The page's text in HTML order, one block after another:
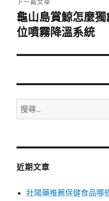
下
一
文
龜山島賞鯨怎麼
位噴霧降溫系統
搜
尋
鍵
近期文章
壯陽藥推薦保健食品哪